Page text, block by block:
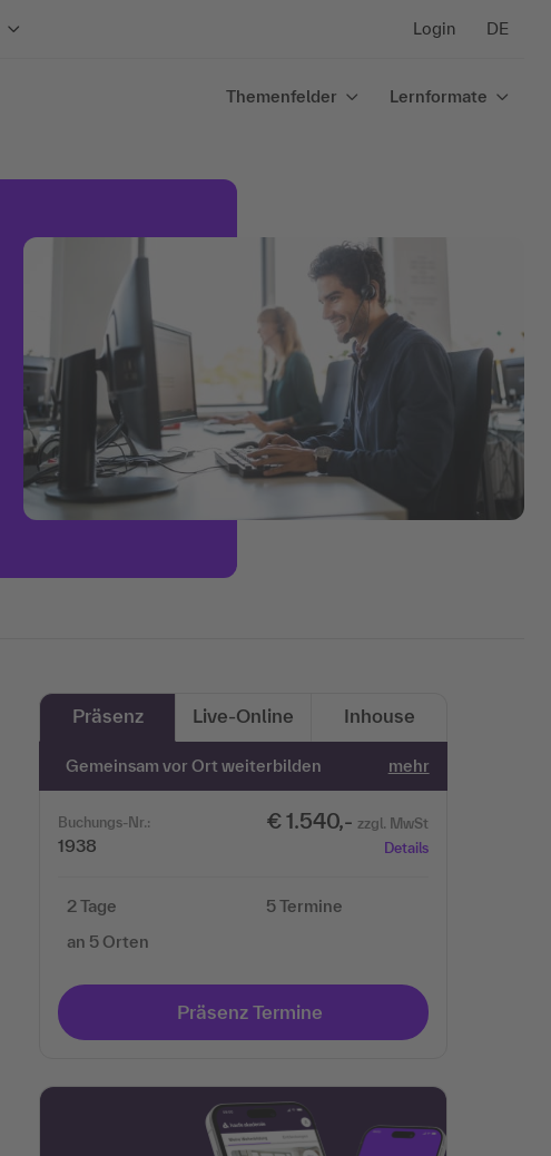
Login DE
Themenfelder Lernformate
Präsenz Live-Online Inhouse
Gemeinsam vor Ort weiterbilden mehr
Buchungs-Nr.:
1938
€ 1.540,- zzgl. MwSt
Details
2 Tage
an 5 Orten
5 Termine
Präsenz Termine